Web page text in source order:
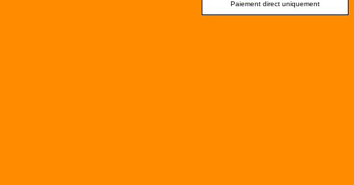
Paiement direct uniquement